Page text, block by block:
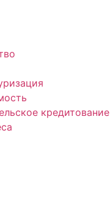
кредитование